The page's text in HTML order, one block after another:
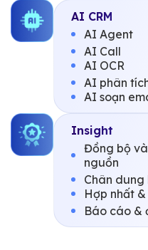
AI CRM
AI Agent
AI Call
AI OCR
AI phân
AI soạn
Insight
Đồng bộ
nguồn
Chân dung
Hợp nhất
Báo cáo &